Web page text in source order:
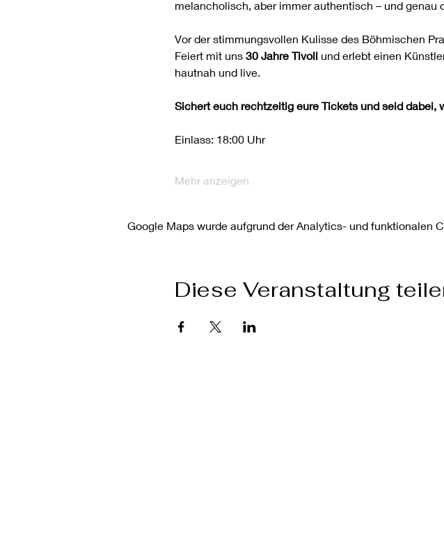
melancholisch, aber immer authentisch – und
Vor der stimmungsvollen Kulisse des Böhmischen
Feiert mit uns 30 Jahre Tivoli und erlebt einen
hautnah und live.
Sichert euch rechtzeitig eure Tickets und seid dabei,
Einlass: 18:00 Uhr
Mehr anzeigen
Google Maps wurde aufgrund der Analytics- und funktionalen
Diese Veranstaltung